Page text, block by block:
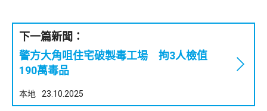
下一篇新聞：
警方大角咀住宅破製毒工場 拘3人檢值
190萬毒品
本地 23.10.2025